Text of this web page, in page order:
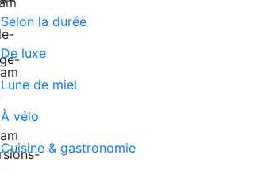
Selon la durée
De luxe
Lune de miel
À vélo
Cuisine & gastronomie